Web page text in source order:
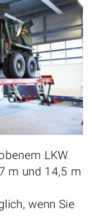
LKW
m und 14,5 m
wenn Sie